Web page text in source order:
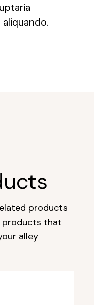
products
products that
alley